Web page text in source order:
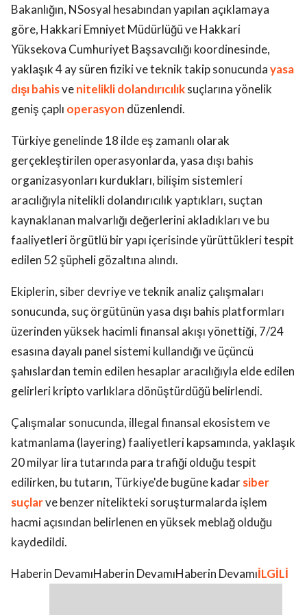
Bakanlığın, NSosyal hesabından yapılan açıklamaya
göre, Hakkari Emniyet Müdürlüğü ve Hakkari
Yüksekova Cumhuriyet Başsavcılığı koordinesinde,
yaklaşık 4 ay süren fiziki ve teknik takip sonucundayasa
dışı bahisvenitelikli dolandırıcılıksuçlarına yönelik
geniş çaplı operasyon düzenlendi.
Türkiye genelinde 18 ilde eş zamanlı olarak
gerçekleştirilen operasyonlarda, yasa dışı bahis
organizasyonları kurdukları, bilişim sistemleri
aracılığıyla nitelikli dolandırıcılık yaptıkları, suçtan
kaynaklanan malvarlığı değerlerini akladıkları ve bu
faaliyetleri örgütlü bir yapı içerisinde yürüttükleri tespit
edilen 52 şüpheli gözaltına alındı.
Ekiplerin, siber devriye ve teknik analiz çalışmaları
sonucunda, suç örgütünün yasa dışı bahis platformları
üzerinden yüksek hacimli finansal akışı yönettiği, 7/24
esasına dayalı panel sistemi kullandığı ve üçüncü
şahıslardan temin edilen hesaplar aracılığıyla elde edilen
gelirleri kripto varlıklara dönüştürdüğü belirlendi.
Çalışmalar sonucunda, illegal finansal ekosistem ve
katmanlama (layering) faaliyetleri kapsamında, yaklaşık
20 milyar lira tutarında para trafiği olduğu tespit
edilirken, bu tutarın, Türkiye'de bugüne kadarsiber
suçlarve benzer nitelikteki soruşturmalarda işlem
hacmi açısından belirlenen en yüksek meblağ olduğu
kaydedildi.
Haberin DevamıHaberin DevamıHaberin DevamıİLGİLİ